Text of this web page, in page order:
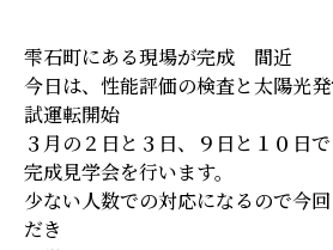
雫石町にある現場が完成 間近
今日は、性能評価の検査と太陽光
試運転開始
３月の２日と３日、９日と１０日で
完成見学会を行います。
少ない人数での対応になるので今
だき